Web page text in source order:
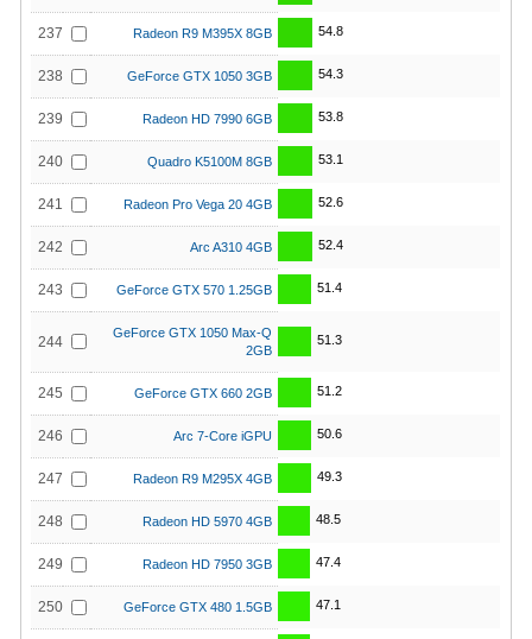
237 Radeon R9 M395X 8GB 54.8
238 GeForce GTX 1050 3GB 54.3
239 Radeon HD 7990 6GB 53.8
240 Quadro K5100M 8GB 53.1
241 Radeon Pro Vega 20 4GB 52.6
242 Arc A310 4GB 52.4
243 GeForce GTX 570 1.25GB 51.4
244
GeForce GTX 1050 Max-Q
2GB
51.3
245 GeForce GTX 660 2GB 51.2
246 Arc 7-Core iGPU 50.6
247 Radeon R9 M295X 4GB 49.3
248 Radeon HD 5970 4GB 48.5
249 Radeon HD 7950 3GB 47.4
250 GeForce GTX 480 1.5GB 47.1